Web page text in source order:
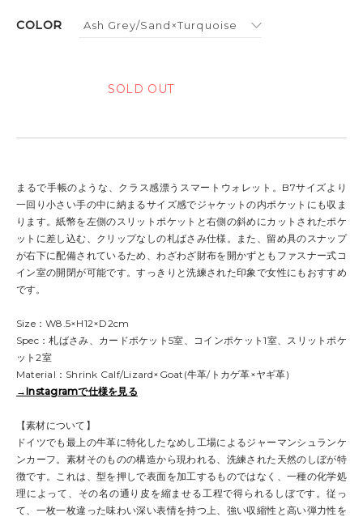
COLOR
まるで手帳のような、クラス感漂うスマートウォレット。B7サイズより
一回り小さい手の中に納まるサイズ感でジャケットの内ポケットにも収ま
ります。紙幣を左側のスリットポケットと右側の斜めにカットされたポケ
ットに差し込む、クリップなしの札ばさみ仕様。また、留め具のスナップ
が右下に配備されているため、わざわざ財布を開かずともファスナー式コ
イン室の開閉が可能です。すっきりと洗練された印象で女性にもおすすめ
です。
Size：W8.5×H12×D2cm
Spec：札ばさみ、カードポケット5室、コインポケット1室、スリットポケ
ット2室
Material：Shrink Calf/Lizard×Goat(牛革/トカゲ革×ヤギ革)
→Instagramで仕様を見る
【素材について】
ドイツでも最上の牛革に特化したなめし工場によるジャーマンシュランケ
ンカーフ。素材そのものの構造から現われる、洗練された天然のしぼが特
徴です。これは、型を押しで表面を加工するものではなく、一種の化学処
理によって、その名の通り皮を縮ませる工程で得られるしぼです。従っ
て、一枚一枚違った味わい深い表情を持つ上、強い収縮性と高い弾力性を